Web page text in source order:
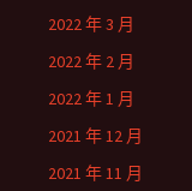
2022 年 3 月
2022 年 2 月
2022 年 1 月
2021 年 12 月
2021 年 11 月